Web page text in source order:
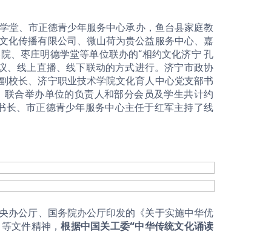
化传播有限公司、微山荷为贵公益服务中心、嘉
、枣庄明德学堂等单位联办的“相约文化济宁 孔
、线上直播、线下联动的方式进行。济宁市政协
校长、济宁职业技术学院文化育人中心党支部书
合举办单位的负责人和部分会员及学生共计约
、市正德青少年服务中心主任于红军主持了线
文件精神，根据中国关工委“中华传统文化诵读